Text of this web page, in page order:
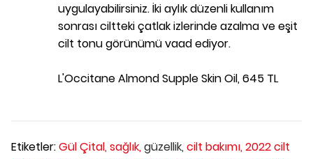
uygulayabilirsiniz. İki aylık düzenli kullanım
sonrası ciltteki çatlak izlerinde azalma ve eşit
cilt tonu görünümü vaad ediyor.
L'Occitane Almond Supple Skin Oil, 645 TL
Etiketler:Gül Çital,sağlık,güzellik, cilt bakımı,2022 cilt